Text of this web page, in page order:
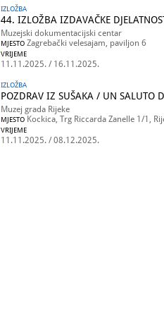
IZLOŽBA
44. IZLOŽBA IZDAVAČKE
Muzejski dokumentacijski centar
MJESTO Zagrebački velesajam, paviljon 6
VRIJEME
11.11.2025. / 16.11.2025.
IZLOŽBA
POZDRAV IZ SUŠAKA / UN SALUTO
Muzej grada Rijeke
MJESTO Kockica, Trg Riccarda Zanelle 1/1,
VRIJEME
11.11.2025. / 08.12.2025.